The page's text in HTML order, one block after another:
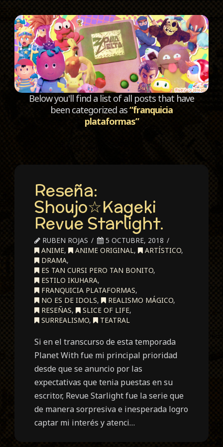
Below you'll find a list of all posts that have
been categorized as“franquicia
plataformas”
Reseña:
Shoujo☆Kageki
Revue Starlight.
RUBEN ROJAS
5 OCTUBRE, 2018
ANIME, ANIME ORIGINAL, ARTÍSTICO,
DRAMA,
ES TAN CURSI PERO TAN BONITO,
ESTILO IKUHARA,
FRANQUICIA PLATAFORMAS,
NO ES DE IDOLS, REALISMO MÁGICO,
RESEÑAS, SLICE OF LIFE,
SURREALISMO, TEATRAL
Si en el transcurso de esta temporada
Planet With fue mi principal prioridad
desde que se anuncio por las
expectativas que tenia puestas en su
escritor, Revue Starlight fue la serie que
de manera sorpresiva e inesperada logro
captar mi interés y atenci…